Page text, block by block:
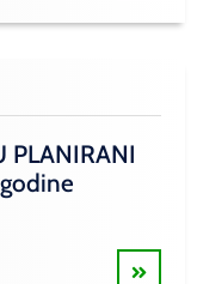
PLANIRANI